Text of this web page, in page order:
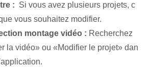
: ⁢ Si vous avez plusieurs projets,‌ c
vous souhaitez‌ modifier.
montage vidéo : Recherchez
la vidéo» ou «Modifier le projet»‌ dan